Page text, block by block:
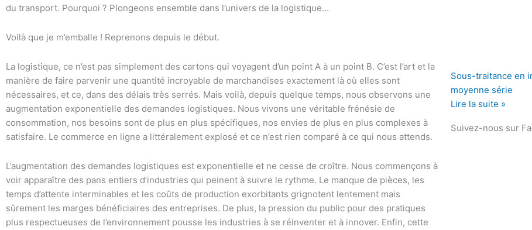
du transport. Pourquoi ? Plongeons ensemble dans l’univers de la logistique…
Voilà que je m’emballe ! Reprenons depuis le début.
La logistique, ce n’est pas simplement des cartons qui voyagent d’un point A à un point B. C’est l’art et la
manière de faire parvenir une quantité incroyable de marchandises exactement là où elles sont
nécessaires, et ce, dans des délais très serrés. Mais voilà, depuis quelque temps, nous observons une
augmentation exponentielle des demandes logistiques. Nous vivons une véritable frénésie de
consommation, nos besoins sont de plus en plus spécifiques, nos envies de plus en plus complexes à
satisfaire. Le commerce en ligne a littéralement explosé et ce n’est rien comparé à ce qui nous attends.
L’augmentation des demandes logistiques est exponentielle et ne cesse de croître. Nous commençons à
voir apparaître des pans entiers d’industries qui peinent à suivre le rythme. Le manque de pièces, les
temps d’attente interminables et les coûts de production exorbitants grignotent lentement mais
sûrement les marges bénéficiaires des entreprises. De plus, la pression du public pour des pratiques
plus respectueuses de l’environnement pousse les industries à se réinventer et à innover. Enfin, cette
Sous-traitance en
moyenne série
Lire la suite »
Suivez-nous sur